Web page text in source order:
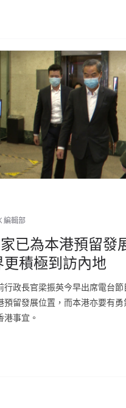
編輯部
已為本港預留發
積極到訪內地
行政長官梁振英今早出席電台節
預留發展位置，而本港亦要有勇
事宜。